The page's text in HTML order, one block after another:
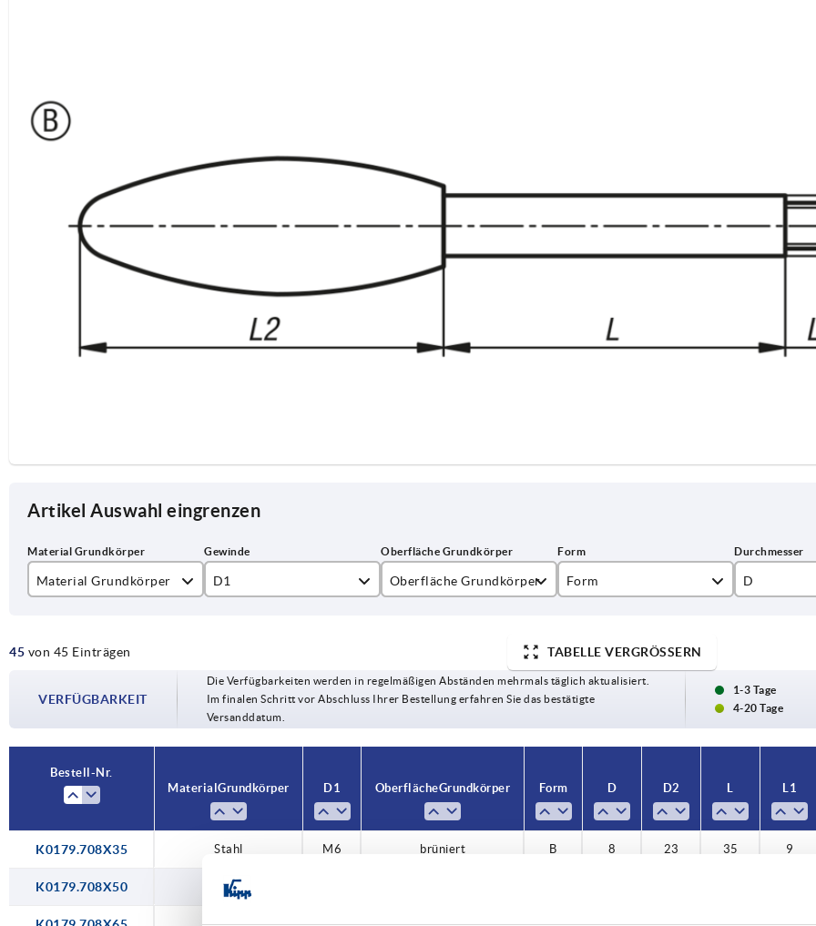
Artikel Auswahl eingrenzen
Material Grundkörper
Stahl
D1
M12
Oberfläche Grundkörper
brüniert
Form D
12
14
45 von 45 Einträgen TABELLE VERGRÖSSERN
VERFÜGBARKEIT
Die Verfügbarkeiten werden in regelmäßigen Abständen mehrmals täglich aktualisiert.
Im finalen Schritt vor Abschluss Ihrer Bestellung erfahren Sie das bestätigte
Versanddatum.
1-3 Tage
4-20 Tage
Bestell-Nr.
Material Grundkörper
D1 Oberfläche Grundkörper Form D D2 L L1
K0179.708X35 Stahl M6 brüniert B 8 23 35 9
K0179.708X50 Stahl